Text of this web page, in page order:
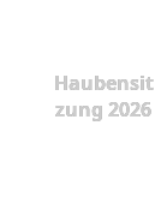
Haubensit
zung 2026